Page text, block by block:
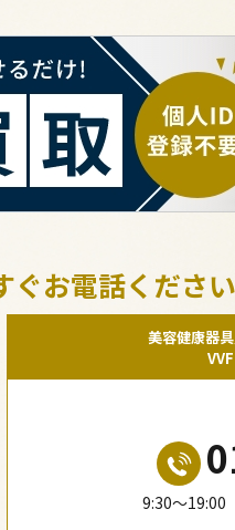
ぐお電話くださ
美容健康器
9:30〜19:00